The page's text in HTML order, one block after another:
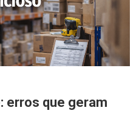
erros que geram